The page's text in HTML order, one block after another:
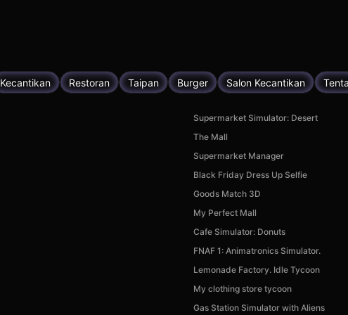
Kecantikan Restoran Taipan Burger Salon Kecantikan
Supermarket Simulator: Desert
The Mall
Supermarket Manager
Black Friday Dress Up Selfie
Goods Match 3D
My Perfect Mall
Cafe Simulator: Donuts
FNAF 1: Animatronics Simulator.
Lemonade Factory. Idle Tycoon
My clothing store tycoon
Gas Station Simulator with Aliens